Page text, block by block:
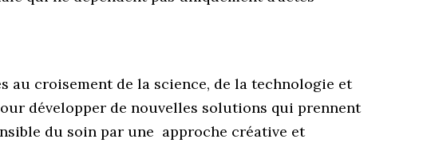
au croisement de la science, de la technologie et
développer de nouvelles solutions qui prennent
du soin par une approche créative et